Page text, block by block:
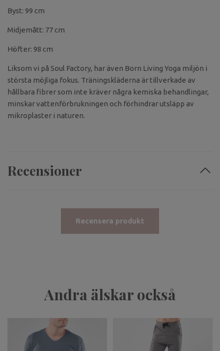
Byst: 99 cm
Midjemått: 77 cm
Höfter: 98 cm
Liksom vi på Soul Factory, har även Born Living Yoga miljön i
största möjliga fokus. Träningskläderna är tillverkade av
hållbara fibrer som inte kräver några kemiska behandlingar,
minskar vattenförbrukningen och förhindrar utsläpp av
mikroplaster i naturen.
Recensioner
Recensera produkt
Andra älskar också